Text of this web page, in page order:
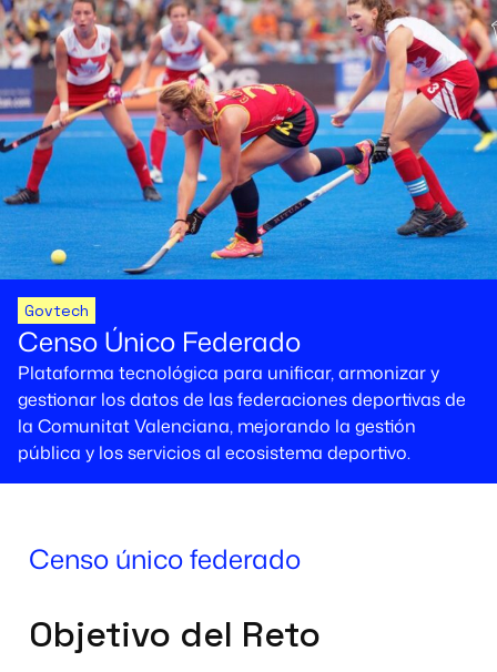
Govtech
Censo Único Federado
Plataforma tecnológica para unificar, armonizar y
gestionar los datos de las federaciones deportivas de
la Comunitat Valenciana, mejorando la gestión
pública y los servicios al ecosistema deportivo.
Censo único federado
Objetivo del Reto